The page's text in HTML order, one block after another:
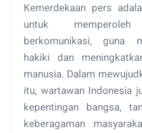
Kemerdekaan pers
untuk
berkomunikasi, guna
hakiki dan
manusia. Dalam
itu, wartawan Indonesia
kepentingan bangsa,
keberagaman